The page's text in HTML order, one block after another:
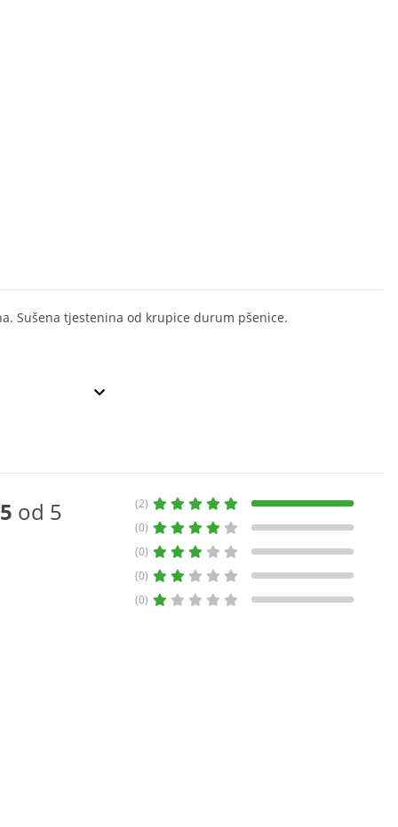
Sušena tjestenina od krupice durum pšenice.
5 od 5
(2)
(0)
(0)
(0)
(0)